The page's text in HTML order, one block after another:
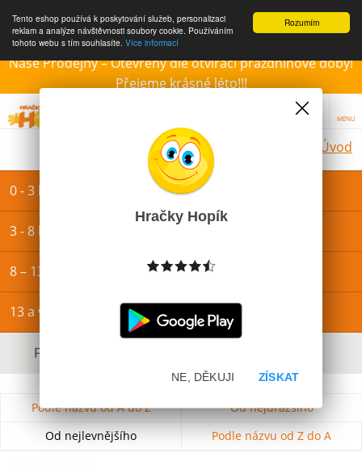
Rozumím
Tento eshop používá k poskytování služeb, personalizaci
reklam a analýze návštěvnosti soubory cookie. Používáním
tohoto webu s tím souhlasíte. Více informací
Naše Prodejny – Otevřeny dle otvírací prázdninové doby!
Přejeme krásné léto!!!
MENU
Úvod
0 - 3 let
3 - 8 let
8 – 13 let
13 a více let
Filtrovat dle dostupnosti, ceny, výrobce
Podle názvu od A do Z
Od nejdražšího
Od nejlevnějšího
Podle názvu od Z do A
Hračky Hopík
ZÍSKAT
NE, DĚKUJI